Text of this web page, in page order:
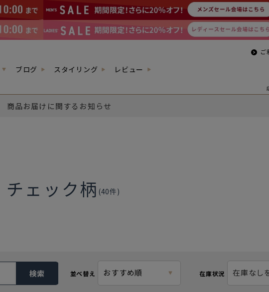
ブログ スタイリング レビュー
ご
商品お届けに関するお知らせ
チェック柄 (40件)
検索 並べ替え おすすめ順 在庫状況 在庫なし